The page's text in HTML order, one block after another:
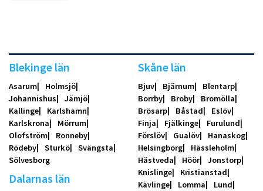
Blekinge län
Asarum
Holmsjö
Johannishus
Jämjö
Kallinge
Karlshamn
Karlskrona
Mörrum
Olofström
Ronneby
Rödeby
Sturkö
Svängsta
Sölvesborg
Dalarnas län
Skåne län
Bjuv Bjärnum
Blentarp
Borrby
Broby
Bromölla
Brösarp
Båstad
Eslöv
Finja
Fjälkinge
Furulund
Förslöv
Gualöv
Hanaskog
Helsingborg
Hässleholm
Hästveda
Höör
Jonstorp
Knislinge
Kristianstad
Kävlinge
Lomma
Lund